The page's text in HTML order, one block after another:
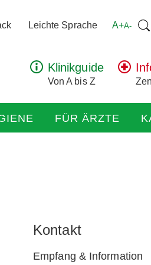
Leichte Sprache A+A-
Klinikguide
Von A bis Z
FÜR ÄRZTE
Kontakt
Empfang & Information